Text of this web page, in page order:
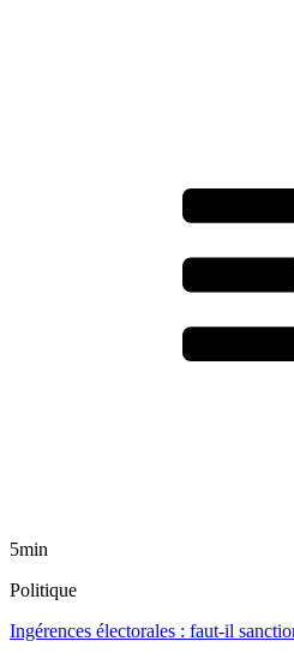
5min
Politique
Ingérences électorales : faut-il